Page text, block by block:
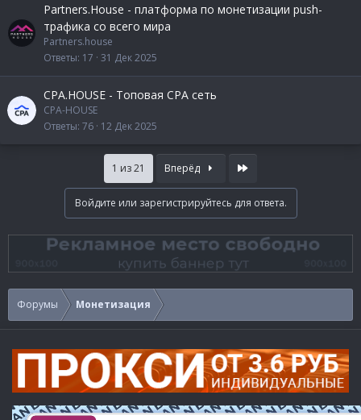
Partners.House - платформа по монетизации push-
трафика со всего мира
Partners.house
Ответы 17 31 Дек 2025
CPA.HOUSE - Топовая CPA сеть
CPA-HOUSE
Ответы 76 12 Дек 2025
1 из 21 Вперёд Last
Войдите или зарегистрируйтесь для ответа.
Форумы Монетизация